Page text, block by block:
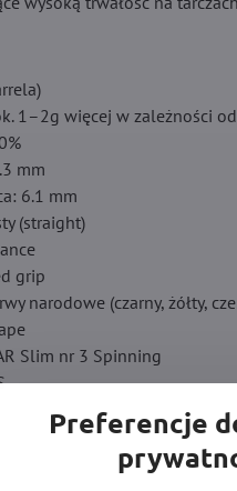
1–2g więcej w zależności
mm
6.1 mm
(straight)
grip
narodowe (czarny, żółty,
Slim nr 3 Spinning
Preferencje